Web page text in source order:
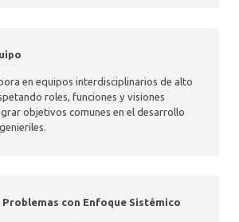
en equipos interdisciplinarios de alto
roles, funciones y visiones
objetivos comunes en el desarrollo
Problemas con Enfoque Sistémico